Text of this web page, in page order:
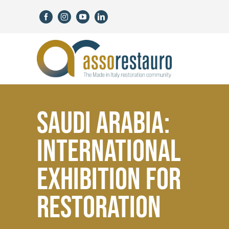
contenuto
SAUDI ARABIA:
INTERNATIONAL
EXHIBITION FOR
RESTORATION